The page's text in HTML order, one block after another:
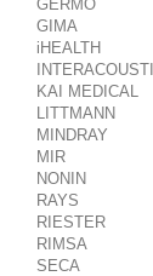
GERMO
GIMA
iHEALTH
KAI MEDICAL
LITTMANN
MINDRAY
MIR
NONIN
RAYS
RIESTER
RIMSA
SECA